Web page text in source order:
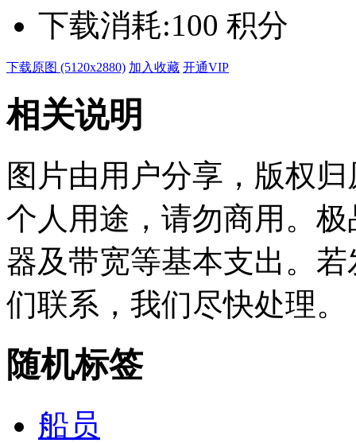
下载消耗:100 积分
下载原图 (5120x2880) 加入收藏 开通VIP
相关说明
图片由用户分享，版权
个人用途，请勿商用。
器及带宽等基本支出。
们联系，我们尽快处理。
随机标签
船员